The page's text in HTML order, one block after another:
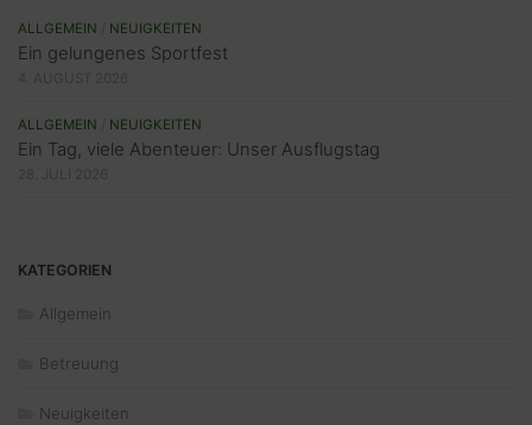
ALLGEMEIN NEUIGKEITEN
Ein gelungenes Sportfest
ALLGEMEIN NEUIGKEITEN
Ein Tag, viele Abenteuer: Unser Ausflugstag
KATEGORIEN
Allgemein
Betreuung
Neuigkeiten